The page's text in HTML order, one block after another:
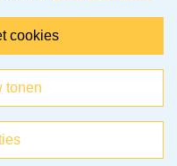
cookies
tonen